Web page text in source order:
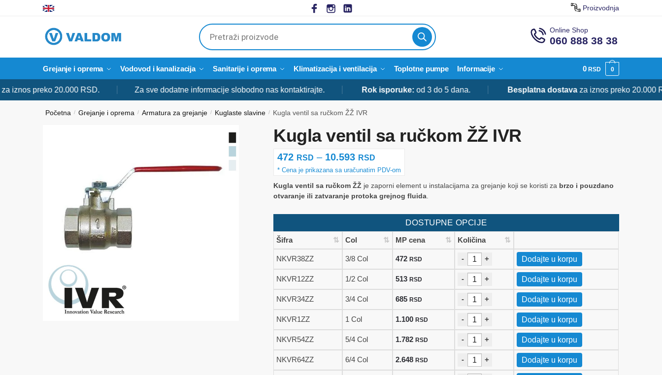
Proizvodnja
Products
search
Online Shop
060 888 38 38
Grejanje i oprema Vodovod i kanalizacija Sanitarije i oprema Klimatizacija i ventilacija Toplotne pumpe Informacije 0RSD 0
preko 20.000 RSD. Za sve dodatne informacije slobodno nas kontaktirajte. Rok isporuke:od 3 do 5 dana. Besplatna dostavaza iznos preko 20.000 RSD.
Početna / Grejanje i oprema / Armatura za grejanje / Kuglaste slavine / Kugla ventil sa ručkom ŽŽ IVR
Kugla ventil sa ručkom ŽŽ IVR
472 RSD – 10.593 RSD
cena:
od
10.593 rsd
Kugla ventil sa ručkom ŽŽ je zaporni element u instalacijama za grejanje koji se koristi za brzo i pouzdano
otvaranje ili zatvaranje protoka grejnog fluida.
DOSTUPNE OPCIJE
Šifra Col MP cena Količina
NKVR38ZZ 3/8 Col 472RSD - + Dodajte u korpu
NKVR12ZZ 1/2 Col 513RSD - + Dodajte u korpu
NKVR34ZZ 3/4 Col 685RSD - + Dodajte u korpu
NKVR1ZZ 1 Col 1.100RSD - + Dodajte u korpu
NKVR54ZZ 5/4 Col 1.782RSD - + Dodajte u korpu
NKVR64ZZ 6/4 Col 2.648RSD - + Dodajte u korpu